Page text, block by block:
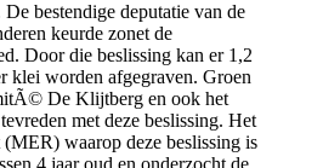
bestendige deputatie van de
keurde zonet de
Door die beslissing kan er 1,2
klei worden afgegraven. Groen
De Klijtberg en ook het
met deze beslissing. Het
waarop deze beslissing is